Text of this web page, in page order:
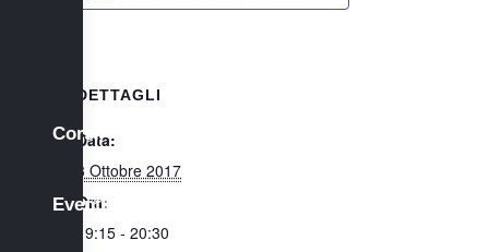
Corsi
Eventi
DETTAGLI
Data:
3 Ottobre 2017
Ora:
19:15 - 20:30